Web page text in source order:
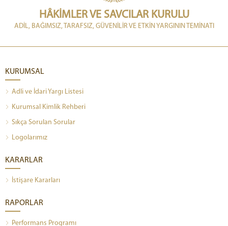
HÂKİMLER VE SAVCILAR KURULU
ADİL, BAĞIMSIZ, TARAFSIZ, GÜVENİLİR VE ETKİN YARGININ TEMİNATI
KURUMSAL
Adli ve İdari Yargı Listesi
Kurumsal Kimlik Rehberi
Sıkça Sorulan Sorular
Logolarımız
KARARLAR
İstişare Kararları
RAPORLAR
Performans Programı